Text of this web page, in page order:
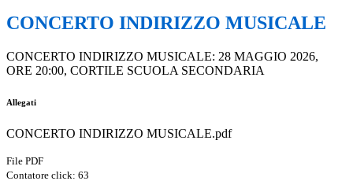
CONCERTO INDIRIZZO MUSICALE
CONCERTO INDIRIZZO MUSICALE: 28 MAGGIO 2026,
ORE 20:00, CORTILE SCUOLA SECONDARIA
Allegati
CONCERTO INDIRIZZO MUSICALE.pdf
File PDF
Contatore click: 63